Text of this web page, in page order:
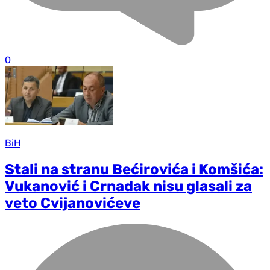
0
BiH
Stali na stranu Bećirovića i Komšića:
Vukanović i Crnadak nisu glasali za
veto Cvijanovićeve